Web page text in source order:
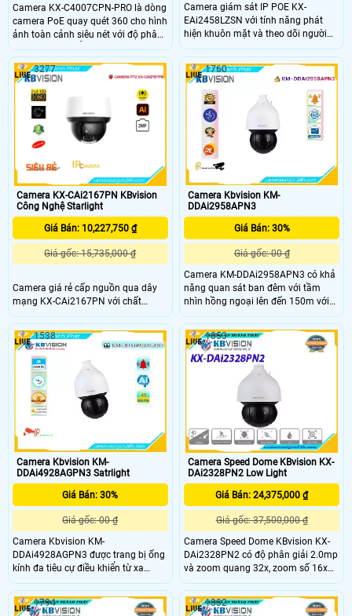
Camera KX-C4007CPN-PRO là dòng
camera PoE quay quét 360 cho hình
ảnh toàn cảnh siêu nét với độ phân
giải 4.0MP và hỗ trợ ghi hình ban
đêm có màu tầm xa 50m, cùng với
đó là trang bị các tính năng thông
minh như phân biệt người và xe
(SMD 3.0), phát hiện xâm nhập
(IVS), và hỗ trợ đàm thoại hai chiều,
báo động qua còi và đèn chớp.
Camera giám sát IP POE KX-
EAi2458LZSN với tính năng phát
hiện khuôn mặt và theo dõi người
xâm nhập tự động. Trang bị công
nghệ nổi bật DWDR 120db chống
ngược sáng, hồng ngoại siêu xa và
Starlight cho hình ảnh sắc nét ban
đêm. Thiết kế nhỏ gọn, chống nước
IP67, xoay zoom từ xa, hỗ trợ thẻ
nhớ, nén H.265+ tiết kiệm chi phí lưu
trữ đáng kể
Camera KX-CAi2167PN KBvision
Công Nghệ Starlight
Giá Bán: 10,227,750 ₫
Giá gốc: 15,735,000 ₫
Camera giá rẻ cấp nguồn qua dây
mạng KX-CAi2167PN với chất
lượng hình ảnh 2.0 MP đáng tin cậy.
Công nghệ giám sát ban đêm hồng
ngoại 100m giúp bạn có thể quan
sát vào ban đêm một cách rõ ràng.
Nền tảng IP POE cho phép xử lý
hình ảnh sáng đẹp
3277
Camera Kbvision KM-
DDAi2958APN3
Giá Bán: 30%
Giá gốc: 00 ₫
Camera KM-DDAi2958APN3 có khả
năng quan sát ban đêm với tầm
nhìn hồng ngoại lên đến 150m với
điều chỉnh thông minh dựa trên
khoảng cách vật thể và khả năng
thu phóng ống kính cho phép người
dùng quan sát chi tiết ngay cả trong
điều kiện ánh sáng yếu. Camera KM-
DDAi2958APN3 cũng được trang bị
đầu tiếp nối báo động ra vào và đầu
tiếp nối âm thanh ra vào cho phép
tích hợp với hệ thống báo động và
âm thanh
1760
Camera Kbvision KM-
DDAi4928AGPN3 Satrlight
Giá Bán: 30%
Giá gốc: 00 ₫
Camera Kbvision KM-
DDAi4928AGPN3 được trang bị ống
kính đa tiêu cự điều khiển từ xa
zoom 32X với khoảng tiêu cự từ 4.
8mm đến 154mm cho phép người
dùng điều chỉnh góc nhìn và thu
1538
Camera Speed Dome KBvision KX-
DAi2328PN2 Low Light
Giá Bán: 24,375,000 ₫
Giá gốc: 37,500,000 ₫
Camera Speed Dome KBvision KX-
DAi2328PN2 có độ phân giải 2.0mp
và zoom quang 32x, zoom số 16x
cho phép người dùng quan sát chi
tiết từng góc nhìn với khoảng cách
xa. Camera KBVISION KX-
1853
1794 1332